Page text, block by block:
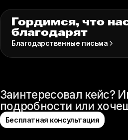
Гордимся, что
благодарят
Благодарственные письма
Заинтересовал кейс?
подробности или
Бесплатная консультация